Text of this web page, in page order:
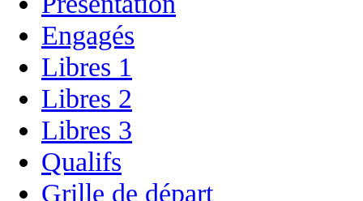
Engagés
Libres 1
Libres 2
Libres 3
Qualifs
Grille de départ